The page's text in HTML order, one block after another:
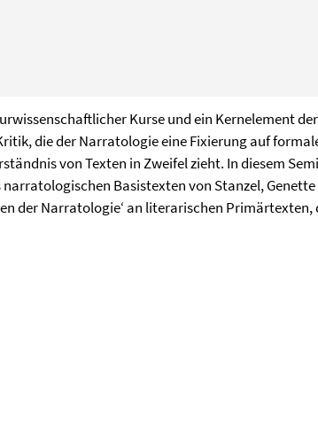
Kurse und ein Kernelement
die der Narratologie eine Fixierung auf
von Texten in Zweifel zieht. In diesem
Basistexten von Stanzel,
der Narratologie‘ an literarischen Primärtexten,